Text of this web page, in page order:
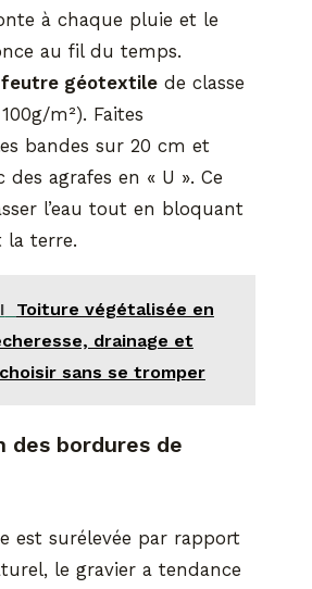
à chaque pluie et le
au fil du temps.
feutre géotextile de classe
m²). Faites
bandes sur 20 cm et
des agrafes en « U ». Ce
l’eau tout en bloquant
la terre.
Toiture végétalisée en
drainage et
sans se tromper
des bordures de
est surélevée par rapport
le gravier a tendance